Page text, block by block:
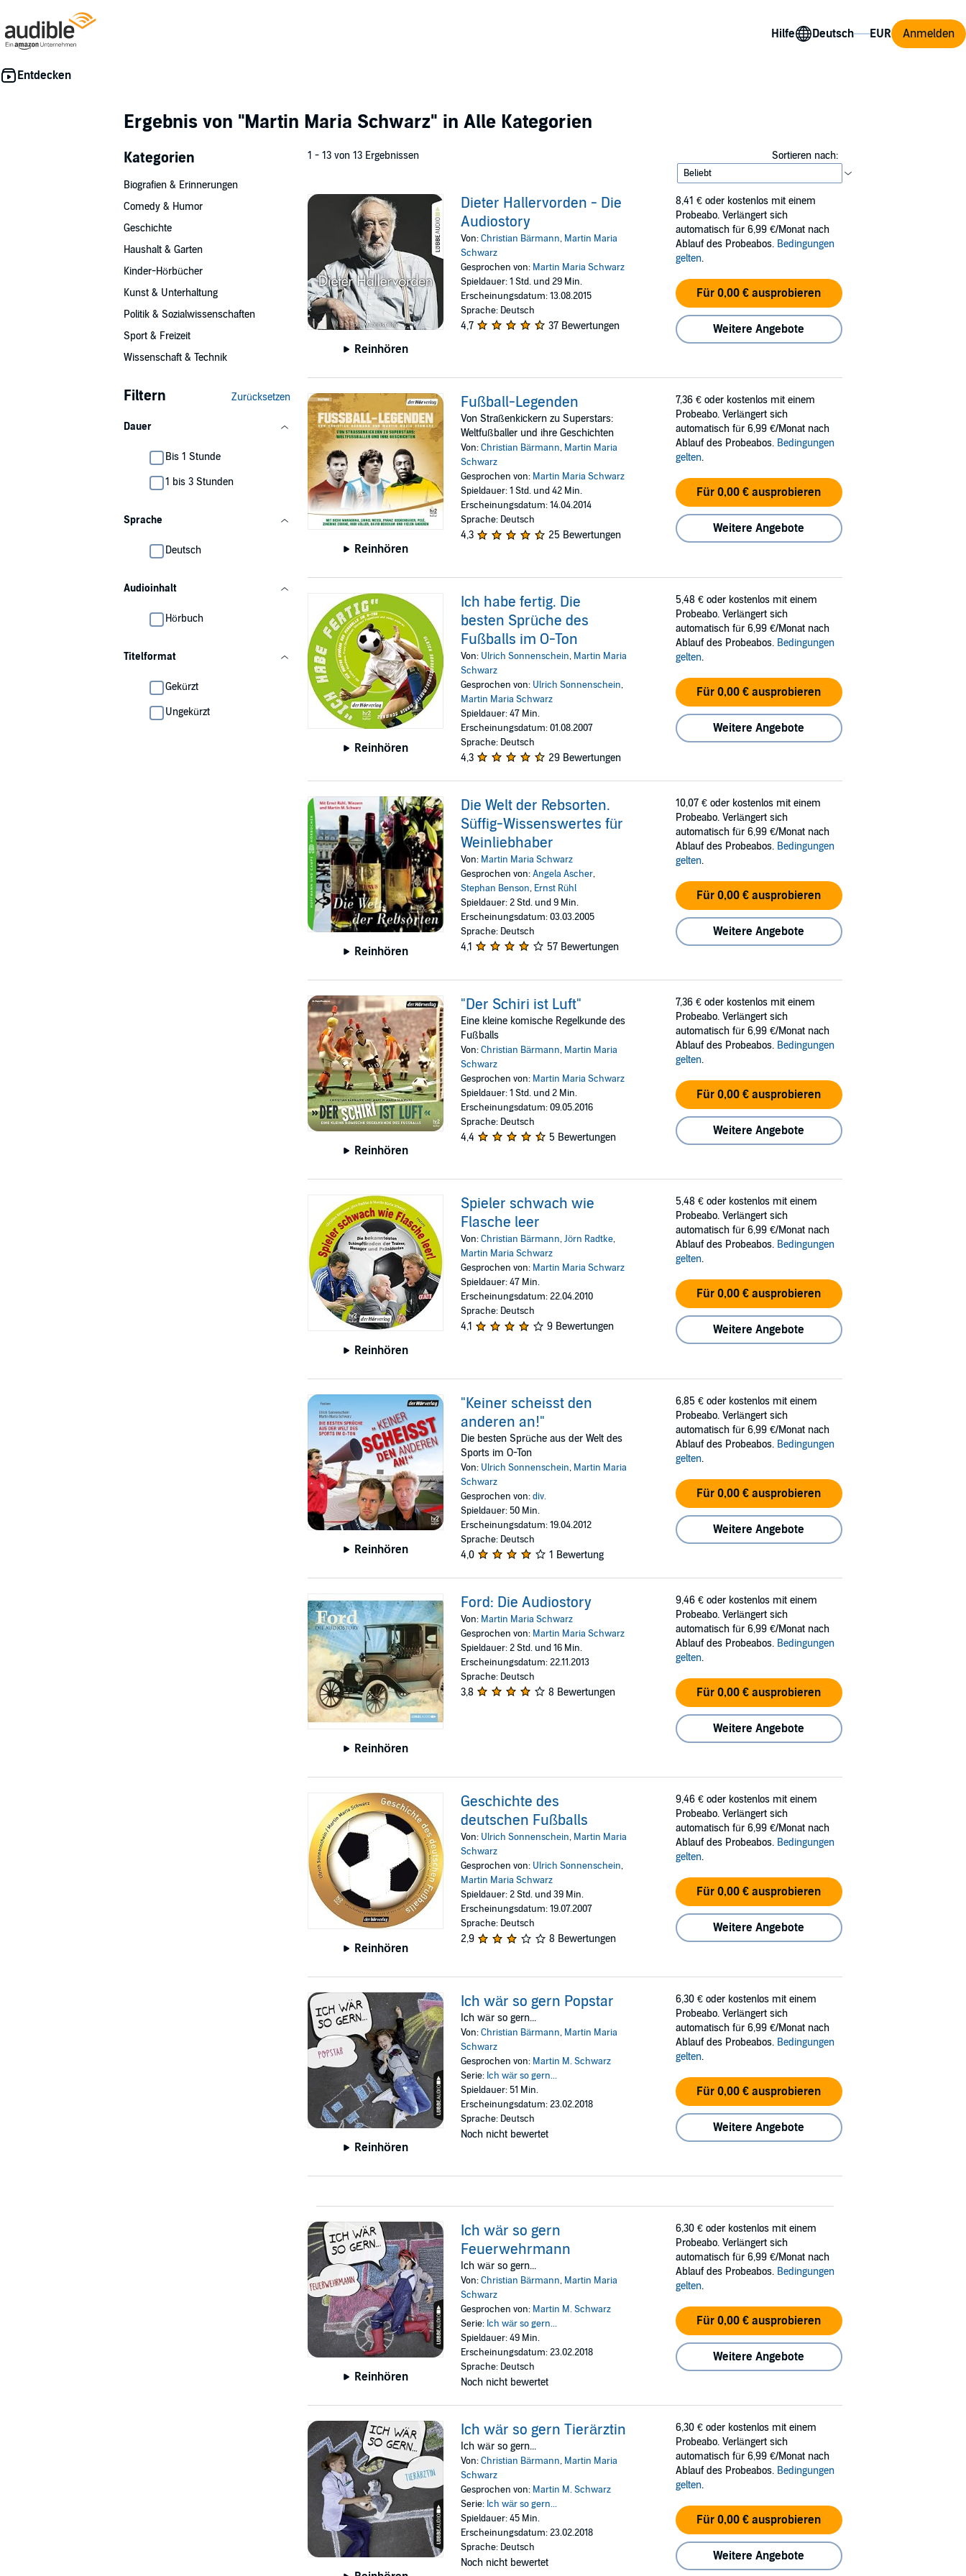
Hilfe Anmelden
Ergebnis von "Martin Maria Schwarz" in Alle Kategorien
Kategorien
Biografien & Erinnerungen
Comedy & Humor
Geschichte
Haushalt & Garten
Kinder-Hörbücher
Kunst & Unterhaltung
Politik & Sozialwissenschaften
Sport & Freizeit
Wissenschaft & Technik
Filtern Zurücksetzen
Dauer
Bis 1 Stunde
1 bis 3 Stunden
Sprache
Deutsch
Audioinhalt
Hörbuch
Titelformat
Gekürzt
Ungekürzt
1 - 13 von 13 Ergebnissen Sortieren nach:
Reinhören
Dieter Hallervorden - Die
Audiostory
Von:Christian Bärmann, Martin Maria
Schwarz
Gesprochen von: Martin Maria Schwarz
Spieldauer: 1 Std. und 29 Min.
Erscheinungsdatum: 13.08.2015
Sprache: Deutsch
4,7 37 Bewertungen
8,41 € oder kostenlos mit einem
Probeabo. Verlängert sich
automatisch für 6,99 €/Monat nach
Ablauf des Probeabos. Bedingungen
gelten.
Für 0,00 € ausprobieren
Weitere Angebote
Reinhören
Fußball-Legenden
Von Straßenkickern zu Superstars:
Weltfußballer und ihre Geschichten
Von:Christian Bärmann, Martin Maria
Schwarz
Gesprochen von: Martin Maria Schwarz
Spieldauer: 1 Std. und 42 Min.
Erscheinungsdatum: 14.04.2014
Sprache: Deutsch
4,3 25 Bewertungen
7,36 € oder kostenlos mit einem
Probeabo. Verlängert sich
automatisch für 6,99 €/Monat nach
Ablauf des Probeabos. Bedingungen
gelten.
Für 0,00 € ausprobieren
Weitere Angebote
Reinhören
Ich habe fertig. Die
besten Sprüche des
Fußballs im O-Ton
Von: Ulrich Sonnenschein, Martin Maria
Schwarz
Gesprochen von: Ulrich Sonnenschein,
Martin Maria Schwarz
Spieldauer: 47 Min.
Erscheinungsdatum: 01.08.2007
Sprache: Deutsch
4,3 29 Bewertungen
5,48 € oder kostenlos mit einem
Probeabo. Verlängert sich
automatisch für 6,99 €/Monat nach
Ablauf des Probeabos. Bedingungen
gelten.
Für 0,00 € ausprobieren
Weitere Angebote
Reinhören
Die Welt der Rebsorten.
Süffig-Wissenswertes für
Weinliebhaber
Von: Martin Maria Schwarz
Gesprochen von:Angela Ascher,
Stephan Benson, Ernst Rühl
Spieldauer: 2 Std. und 9 Min.
Erscheinungsdatum: 03.03.2005
Sprache: Deutsch
4,1 57 Bewertungen
10,07 € oder kostenlos mit einem
Probeabo. Verlängert sich
automatisch für 6,99 €/Monat nach
Ablauf des Probeabos. Bedingungen
gelten.
Für 0,00 € ausprobieren
Weitere Angebote
Reinhören
"Der Schiri ist Luft"
Eine kleine komische Regelkunde des
Fußballs
Von:Christian Bärmann, Martin Maria
Schwarz
Gesprochen von: Martin Maria Schwarz
Spieldauer: 1 Std. und 2 Min.
Erscheinungsdatum: 09.05.2016
Sprache: Deutsch
4,4 5 Bewertungen
7,36 € oder kostenlos mit einem
Probeabo. Verlängert sich
automatisch für 6,99 €/Monat nach
Ablauf des Probeabos. Bedingungen
gelten.
Für 0,00 € ausprobieren
Weitere Angebote
Reinhören
Spieler schwach wie
Flasche leer
Von:Christian Bärmann,Jörn Radtke,
Martin Maria Schwarz
Gesprochen von: Martin Maria Schwarz
Spieldauer: 47 Min.
Erscheinungsdatum: 22.04.2010
Sprache: Deutsch
4,1 9 Bewertungen
5,48 € oder kostenlos mit einem
Probeabo. Verlängert sich
automatisch für 6,99 €/Monat nach
Ablauf des Probeabos. Bedingungen
gelten.
Für 0,00 € ausprobieren
Weitere Angebote
Reinhören
"Keiner scheisst den
anderen an!"
Die besten Sprüche aus der Welt des
Sports im O-Ton
Von: Ulrich Sonnenschein, Martin Maria
Schwarz
Gesprochen von:div.
Spieldauer: 50 Min.
Erscheinungsdatum: 19.04.2012
Sprache: Deutsch
4,0 1 Bewertung
6,85 € oder kostenlos mit einem
Probeabo. Verlängert sich
automatisch für 6,99 €/Monat nach
Ablauf des Probeabos. Bedingungen
gelten.
Für 0,00 € ausprobieren
Weitere Angebote
Reinhören
Ford: Die Audiostory
Von: Martin Maria Schwarz
Gesprochen von: Martin Maria Schwarz
Spieldauer: 2 Std. und 16 Min.
Erscheinungsdatum: 22.11.2013
Sprache: Deutsch
3,8 8 Bewertungen
9,46 € oder kostenlos mit einem
Probeabo. Verlängert sich
automatisch für 6,99 €/Monat nach
Ablauf des Probeabos. Bedingungen
gelten.
Für 0,00 € ausprobieren
Weitere Angebote
Reinhören
Geschichte des
deutschen Fußballs
Von: Ulrich Sonnenschein, Martin Maria
Schwarz
Gesprochen von: Ulrich Sonnenschein,
Martin Maria Schwarz
Spieldauer: 2 Std. und 39 Min.
Erscheinungsdatum: 19.07.2007
Sprache: Deutsch
2,9 8 Bewertungen
9,46 € oder kostenlos mit einem
Probeabo. Verlängert sich
automatisch für 6,99 €/Monat nach
Ablauf des Probeabos. Bedingungen
gelten.
Für 0,00 € ausprobieren
Weitere Angebote
Reinhören
Ich wär so gern Popstar
Ich wär so gern...
Von:Christian Bärmann, Martin Maria
Schwarz
Gesprochen von: Martin M. Schwarz
Serie: Ich wär so gern...
Spieldauer: 51 Min.
Erscheinungsdatum: 23.02.2018
Sprache: Deutsch
Noch nicht bewertet
6,30 € oder kostenlos mit einem
Probeabo. Verlängert sich
automatisch für 6,99 €/Monat nach
Ablauf des Probeabos. Bedingungen
gelten.
Für 0,00 € ausprobieren
Weitere Angebote
Reinhören
Ich wär so gern
Feuerwehrmann
Ich wär so gern...
Von:Christian Bärmann, Martin Maria
Schwarz
Gesprochen von: Martin M. Schwarz
Serie: Ich wär so gern...
Spieldauer: 49 Min.
Erscheinungsdatum: 23.02.2018
Sprache: Deutsch
Noch nicht bewertet
6,30 € oder kostenlos mit einem
Probeabo. Verlängert sich
automatisch für 6,99 €/Monat nach
Ablauf des Probeabos. Bedingungen
gelten.
Für 0,00 € ausprobieren
Weitere Angebote
Ich wär so gern Tierärztin
Ich wär so gern...
Von:Christian Bärmann, Martin Maria
Schwarz
Gesprochen von: Martin M. Schwarz
Serie: Ich wär so gern...
Spieldauer: 45 Min.
Erscheinungsdatum: 23.02.2018
Sprache: Deutsch
Noch nicht bewertet
6,30 € oder kostenlos mit einem
Probeabo. Verlängert sich
automatisch für 6,99 €/Monat nach
Ablauf des Probeabos. Bedingungen
gelten.
Für 0,00 € ausprobieren
Weitere Angebote